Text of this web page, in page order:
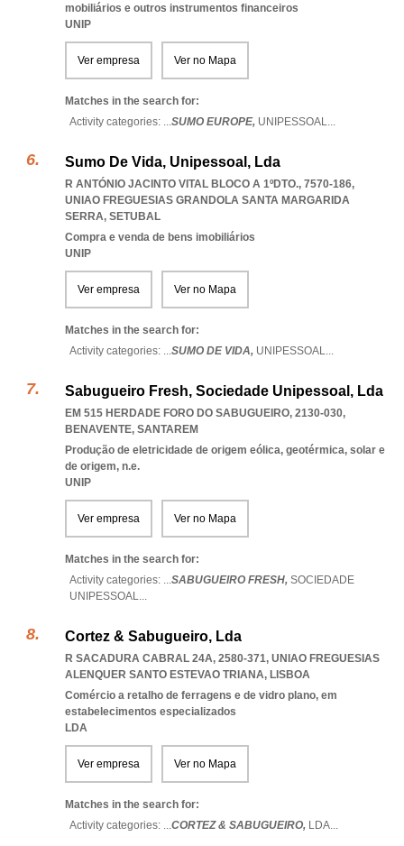
mobiliários e outros instrumentos financeiros
UNIP
Ver empresa Ver no Mapa
Matches in the search for:
Activity categories: ...SUMO EUROPE, UNIPESSOAL...
Sumo De Vida, Unipessoal, Lda
R ANTÓNIO JACINTO VITAL BLOCO A 1ºDTO., 7570-186,
UNIAO FREGUESIAS GRANDOLA SANTA MARGARIDA
SERRA, SETUBAL
Compra e venda de bens imobiliários
UNIP
Ver empresa Ver no Mapa
Matches in the search for:
Activity categories: ...SUMO DE VIDA, UNIPESSOAL...
Sabugueiro Fresh, Sociedade Unipessoal, Lda
EM 515 HERDADE FORO DO SABUGUEIRO, 2130-030,
BENAVENTE, SANTAREM
Produção de eletricidade de origem eólica, geotérmica, solar e
de origem, n.e.
UNIP
Ver empresa Ver no Mapa
Matches in the search for:
Activity categories: ...SABUGUEIRO FRESH, SOCIEDADE
UNIPESSOAL...
Cortez & Sabugueiro, Lda
R SACADURA CABRAL 24A, 2580-371, UNIAO FREGUESIAS
ALENQUER SANTO ESTEVAO TRIANA, LISBOA
Comércio a retalho de ferragens e de vidro plano, em
estabelecimentos especializados
LDA
Ver empresa Ver no Mapa
Matches in the search for:
Activity categories: ...CORTEZ & SABUGUEIRO, LDA...